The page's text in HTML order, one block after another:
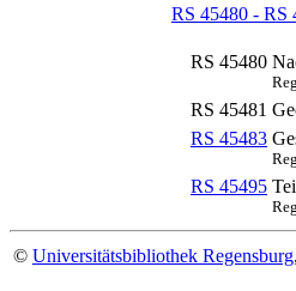
RS 45480 - RS
RS 45480
RS 45481
RS 45483
RS 45495
© Universitätsbibliothek Regensburg